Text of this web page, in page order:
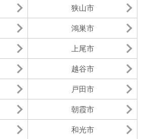
狭山市
鴻巣市
上尾市
越谷市
戸田市
朝霞市
和光市